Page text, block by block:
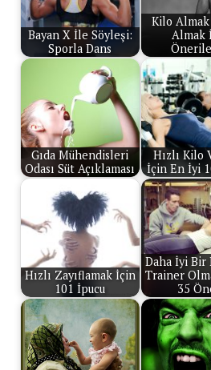
Bayan X İle Söyleşi:
Sporla Dans
Kilo
Almak
Gıda Mühendisleri
Odası Süt Açıklaması
Hızlı Kilo
İçin En İyi
Hızlı Zayıflamak İçin
101 İpucu
Daha İyi Bir
Trainer
35